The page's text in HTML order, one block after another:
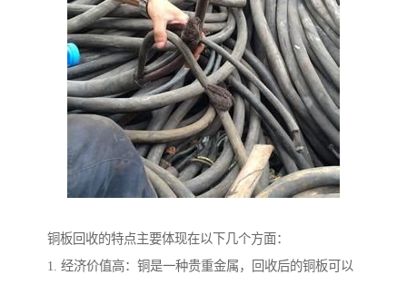
铜板回收的特点主要体现在以下几个方面：
1. 经济价值高：铜是一种贵重金属，回收后的铜板可以